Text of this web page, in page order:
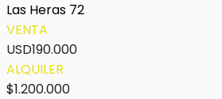
Las Heras 72
VENTA
USD190.000
ALQUILER
$1.200.000